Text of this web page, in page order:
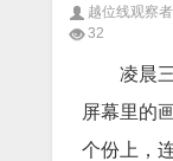
越位线观察者
32
凌晨
屏幕里的
个份上，